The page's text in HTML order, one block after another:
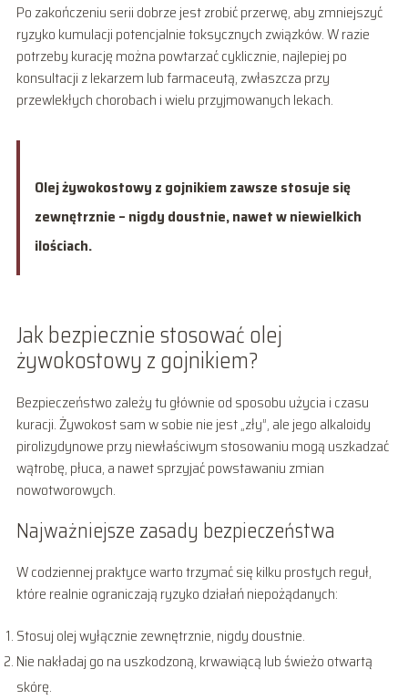
Po zakończeniu serii dobrze jest zrobić przerwę, aby zmniejszyć
ryzyko kumulacji potencjalnie toksycznych związków. W razie
potrzeby kurację można powtarzać cyklicznie, najlepiej po
konsultacji z lekarzem lub farmaceutą, zwłaszcza przy
przewlekłych chorobach i wielu przyjmowanych lekach.
Olej żywokostowy z gojnikiem zawsze stosuje się
zewnętrznie – nigdy doustnie, nawet w niewielkich
ilościach.
Jak bezpiecznie stosować olej
żywokostowy z gojnikiem?
Bezpieczeństwo zależy tu głównie od sposobu użycia i czasu
kuracji. Żywokost sam w sobie nie jest „zły”, ale jego alkaloidy
pirolizydynowe przy niewłaściwym stosowaniu mogą uszkadzać
wątrobę, płuca, a nawet sprzyjać powstawaniu zmian
nowotworowych.
Najważniejsze zasady bezpieczeństwa
W codziennej praktyce warto trzymać się kilku prostych reguł,
które realnie ograniczają ryzyko działań niepożądanych:
Stosuj olej wyłącznie zewnętrznie, nigdy doustnie.
Nie nakładaj go na uszkodzoną, krwawiącą lub świeżo otwartą
skórę.